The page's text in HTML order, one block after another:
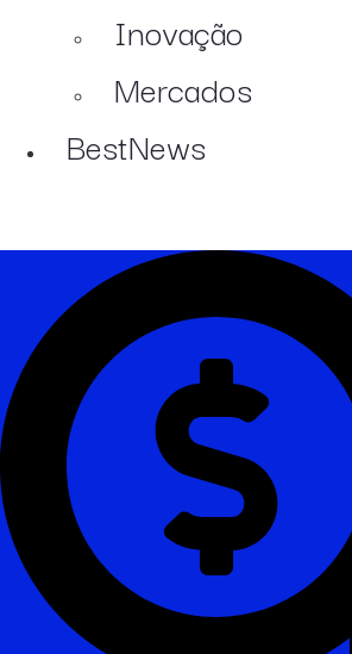
Inovação
Mercados
BestNews